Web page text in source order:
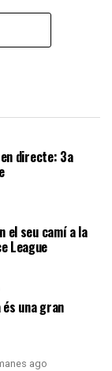
directe: 3a
el seu camí a la
League
és una gran
ago